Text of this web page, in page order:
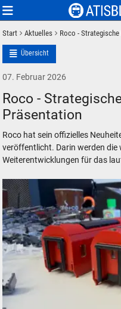
Start Aktuelles Roco -
Übersicht
07. Februar 2026
Roco -
Präsentation
Roco hat sein offizielles
veröffentlicht. Darin werden
Weiterentwicklungen für das